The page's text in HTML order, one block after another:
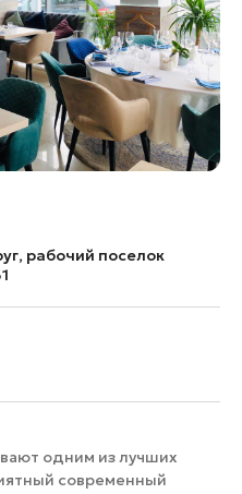
рабочий поселок
одним из лучших
современный